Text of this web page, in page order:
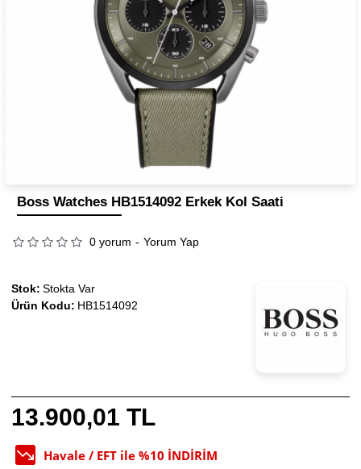
Boss Watches HB1514092 Erkek Kol Saati
0 yorum - Yorum Yap
13.900,01 TL
Havale / EFT ile %10 İNDİRİM
Stok: Stokta Var
Ürün Kodu: HB1514092